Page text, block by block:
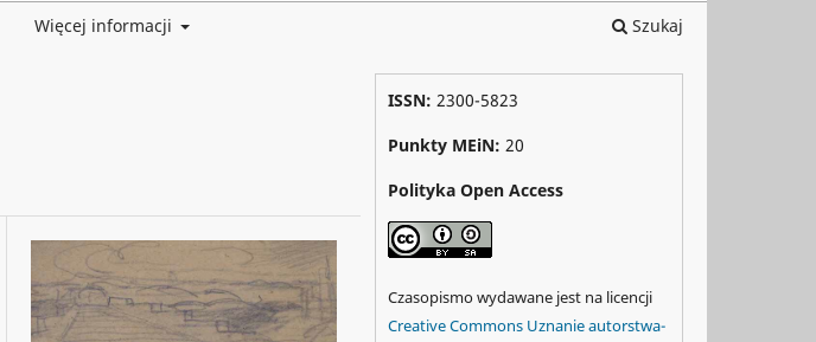
Więcej informacji Szukaj
ISSN: 2300-5823
Punkty MEiN: 20
Polityka Open Access
Czasopismo wydawane jest na licencji
Creative Commons Uznanie autorstwa-